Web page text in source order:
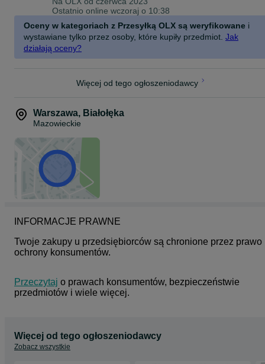
Wszystkie Nasze produkty starannie sprawdzamy oraz opisujemy
jego stan najlepiej jak tylko potrafimy, kupujesz u Nas bez ryzyka,
staramy się dążyć do perfekcji aby Nasz Outlet był jednym z
lepszych w Polsce!
ODBIÓR OSOBISTY W NASZYM MAGAZYNIE!
Od poniedziałku do piątku w godzinach 7:00-15:00
(Zadzwoń do Nas 30minut przed przyjazdem / podaj kod produktu,
a my przygotujemy dla Ciebie wybrane produkty, możesz u Nas
zapłacić gotówką / kartą / BLIKiem)
SZUKAJ NAS NA FACEBOOKU: Outlet eMeR
ZAPRASZAMY DO ZAKUPÓW!
KOD: 7989 S
Ostatnio online wczoraj o 10:38
Oceny w kategoriach z Przesyłką OLX są weryfikowane i
wystawiane tylko przez osoby, które kupiły przedmiot. Jak
działają oceny?
Więcej od tego ogłoszeniodawcy
Warszawa, Białołęka
Mazowieckie
INFORMACJE PRAWNE
Twoje zakupy u przedsiębiorców są chronione przez prawo
ochrony konsumentów.
Przeczytaj o prawach konsumentów, bezpieczeństwie
przedmiotów i wiele więcej.
Więcej od tego ogłoszeniodawcy
Zobacz wszystkie